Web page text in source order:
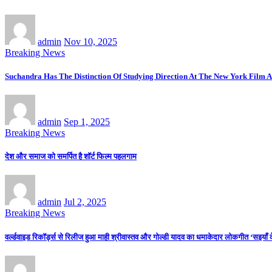
admin Nov 10, 2025
Breaking News
Suchandra Has The Distinction Of Studying Direction At The New York Film
admin Sep 1, 2025
Breaking News
देश और समाज को समर्पित है शॉर्ट फिल्म पहलगाम
admin Jul 2, 2025
Breaking News
वर्ल्डवाइड रिकॉर्ड्स से रिलीज हुआ माही श्रीवास्तव और गोल्डी यादव का धमाकेदार लोकगीत